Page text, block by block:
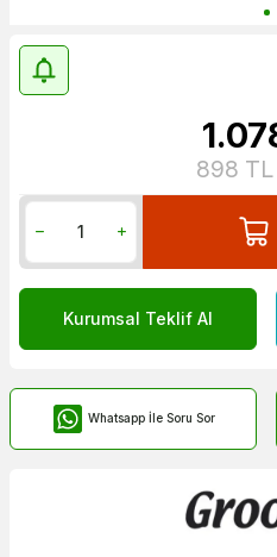
898
Kurumsal Teklif Al
Whatsapp İle Soru Sor